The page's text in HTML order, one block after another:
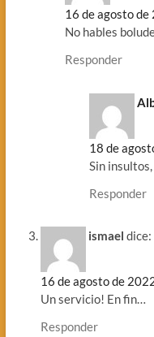
16 de agosto
No hables
Responder
18 de
Sin
Responder
ismael dice:
16 de agosto de
Un servicio! En fin…
Responder